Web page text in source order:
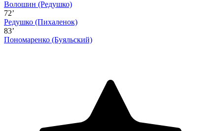
Волошин (Редушко)
72’
Редушко (Пихаленок)
83’
Пономаренко (Буяльский)